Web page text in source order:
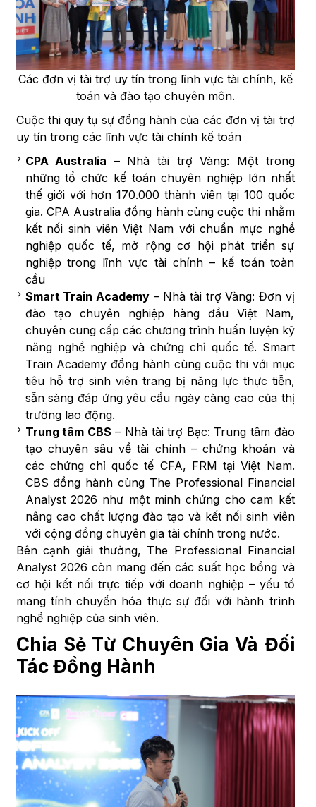
Các đơn vị tài trợ uy tín trong lĩnh vực tài chính, kế
toán và đào tạo chuyên môn.
Cuộc thi quy tụ sự đồng hành của các đơn vị tài trợ
uy tín trong các lĩnh vực tài chính kế toán
CPA Australia – Nhà tài trợ Vàng: Một trong
những tổ chức kế toán chuyên nghiệp lớn nhất
thế giới với hơn 170.000 thành viên tại 100 quốc
gia. CPA Australia đồng hành cùng cuộc thi nhằm
kết nối sinh viên Việt Nam với chuẩn mực nghề
nghiệp quốc tế, mở rộng cơ hội phát triển sự
nghiệp trong lĩnh vực tài chính – kế toán toàn
cầu
Smart Train Academy– Nhà tài trợ Vàng: Đơn vị
đào tạo chuyên nghiệp hàng đầu Việt Nam,
chuyên cung cấp các chương trình huấn luyện kỹ
năng nghề nghiệp và chứng chỉ quốc tế. Smart
Train Academy đồng hành cùng cuộc thi với mục
tiêu hỗ trợ sinh viên trang bị năng lực thực tiễn,
sẵn sàng đáp ứng yêu cầu ngày càng cao của thị
trường lao động.
Trung tâm CBS – Nhà tài trợ Bạc: Trung tâm đào
tạo chuyên sâu về tài chính – chứng khoán và
các chứng chỉ quốc tế CFA, FRM tại Việt Nam.
CBS đồng hành cùng The Professional Financial
Analyst 2026 như một minh chứng cho cam kết
nâng cao chất lượng đào tạo và kết nối sinh viên
với cộng đồng chuyên gia tài chính trong nước.
Bên cạnh giải thưởng, The Professional Financial
Analyst 2026 còn mang đến các suất học bổng và
cơ hội kết nối trực tiếp với doanh nghiệp – yếu tố
mang tính chuyển hóa thực sự đối với hành trình
nghề nghiệp của sinh viên.
Chia Sẻ Từ Chuyên Gia Và Đối
Tác Đồng Hành